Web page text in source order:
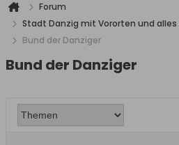
Forum
Stadt Danzig mit Vororten und
Bund der Danziger
Bund der Danziger